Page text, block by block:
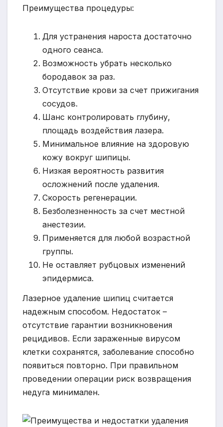
Преимущества процедуры:
Для устранения нароста достаточно
одного сеанса.
Возможность убрать несколько
бородавок за раз.
Отсутствие крови за счет прижигания
сосудов.
Шанс контролировать глубину,
площадь воздействия лазера.
Минимальное влияние на здоровую
кожу вокруг шипицы.
Низкая вероятность развития
осложнений после удаления.
Скорость регенерации.
Безболезненность за счет местной
анестезии.
Применяется для любой возрастной
группы.
Не оставляет рубцовых изменений
эпидермиса.
Лазерное удаление шипиц считается
надежным способом. Недостаток –
отсутствие гарантии возникновения
рецидивов. Если зараженные вирусом
клетки сохранятся, заболевание способно
появиться повторно. При правильном
проведении операции риск возвращения
недуга минимален.